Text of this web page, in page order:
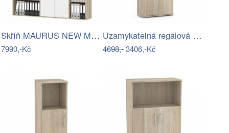
Skříň MAURUS NEW MA50 Tempo Kondela
7990,-Kč
Uzamykatelná regálová skříň S50D2 - DR
4698,-3406,-Kč